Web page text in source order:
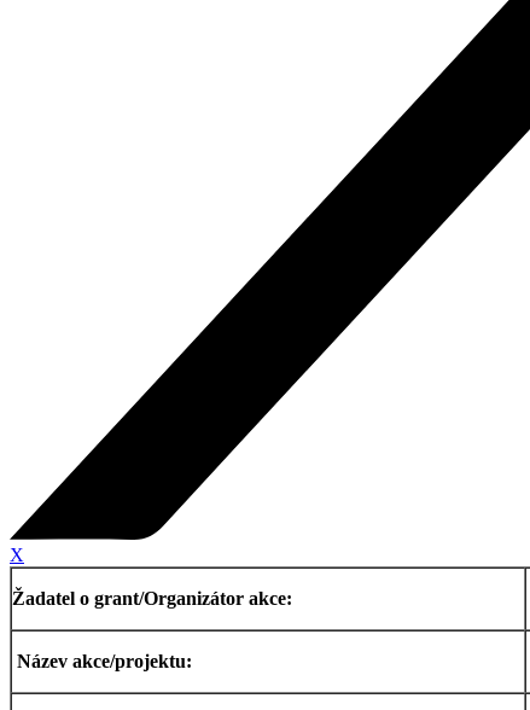
X
Žadatel o grant/Organizátor akce:
Název akce/projektu: